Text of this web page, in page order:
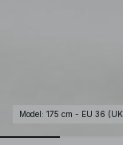
Model : 175 cm - EU 36